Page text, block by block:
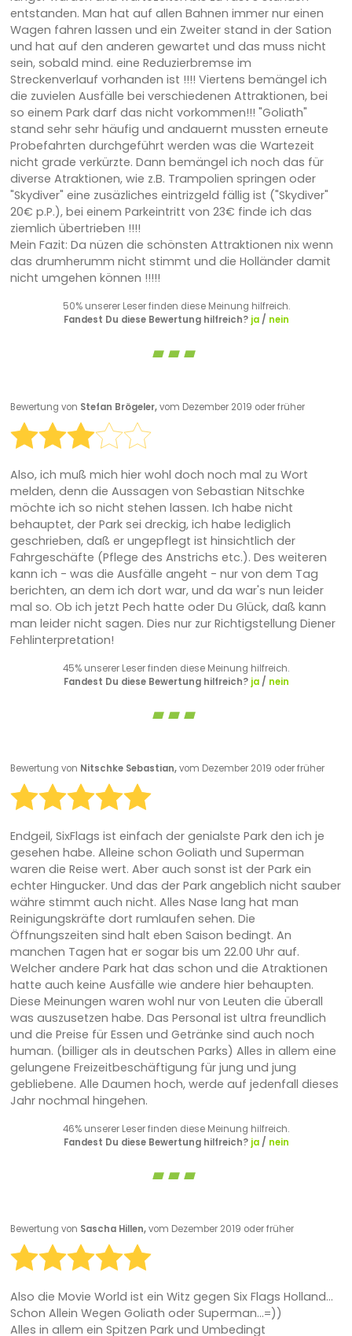
entstanden. Man hat auf allen Bahnen immer nur einen
Wagen fahren lassen und ein Zweiter stand in der Sation
und hat auf den anderen gewartet und das muss nicht
sein, sobald mind. eine Reduzierbremse im
Streckenverlauf vorhanden ist !!!! Viertens bemängel ich
die zuvielen Ausfälle bei verschiedenen Attraktionen, bei
so einem Park darf das nicht vorkommen!!! "Goliath"
stand sehr sehr häufig und andauernt mussten erneute
Probefahrten durchgeführt werden was die Wartezeit
nicht grade verkürzte. Dann bemängel ich noch das für
diverse Atraktionen, wie z.B. Trampolien springen oder
"Skydiver" eine zusäzliches eintrizgeld fällig ist ("Skydiver"
20€ p.P.), bei einem Parkeintritt von 23€ finde ich das
ziemlich übertrieben !!!!
Mein Fazit: Da nüzen die schönsten Attraktionen nix wenn
das drumherumm nicht stimmt und die Holländer damit
nicht umgehen können !!!!!
50% unserer Leser finden diese Meinung hilfreich.
Fandest Du diese Bewertung hilfreich? ja/ nein
Bewertung von Stefan Brögeler,vom Dezember 2019 oder früher
Also, ich muß mich hier wohl doch noch mal zu Wort
melden, denn die Aussagen von Sebastian Nitschke
möchte ich so nicht stehen lassen. Ich habe nicht
behauptet, der Park sei dreckig, ich habe lediglich
geschrieben, daß er ungepflegt ist hinsichtlich der
Fahrgeschäfte (Pflege des Anstrichs etc.). Des weiteren
kann ich - was die Ausfälle angeht - nur von dem Tag
berichten, an dem ich dort war, und da war's nun leider
mal so. Ob ich jetzt Pech hatte oder Du Glück, daß kann
man leider nicht sagen. Dies nur zur Richtigstellung Diener
Fehlinterpretation!
45% unserer Leser finden diese Meinung hilfreich.
Fandest Du diese Bewertung hilfreich? ja/ nein
Bewertung von Nitschke Sebastian,vom Dezember 2019 oder früher
Endgeil, SixFlags ist einfach der genialste Park den ich je
gesehen habe. Alleine schon Goliath und Superman
waren die Reise wert. Aber auch sonst ist der Park ein
echter Hingucker. Und das der Park angeblich nicht sauber
währe stimmt auch nicht. Alles Nase lang hat man
Reinigungskräfte dort rumlaufen sehen. Die
Öffnungszeiten sind halt eben Saison bedingt. An
manchen Tagen hat er sogar bis um 22.00 Uhr auf.
Welcher andere Park hat das schon und die Atraktionen
hatte auch keine Ausfälle wie andere hier behaupten.
Diese Meinungen waren wohl nur von Leuten die überall
was auszusetzen habe. Das Personal ist ultra freundlich
und die Preise für Essen und Getränke sind auch noch
human. (billiger als in deutschen Parks) Alles in allem eine
gelungene Freizeitbeschäftigung für jung und jung
gebliebene. Alle Daumen hoch, werde auf jedenfall dieses
Jahr nochmal hingehen.
46% unserer Leser finden diese Meinung hilfreich.
Fandest Du diese Bewertung hilfreich? ja/ nein
Bewertung von Sascha Hillen,vom Dezember 2019 oder früher
Also die Movie World ist ein Witz gegen Six Flags Holland...
Schon Allein Wegen Goliath oder Superman...=))
Alles in allem ein Spitzen Park und Umbedingt